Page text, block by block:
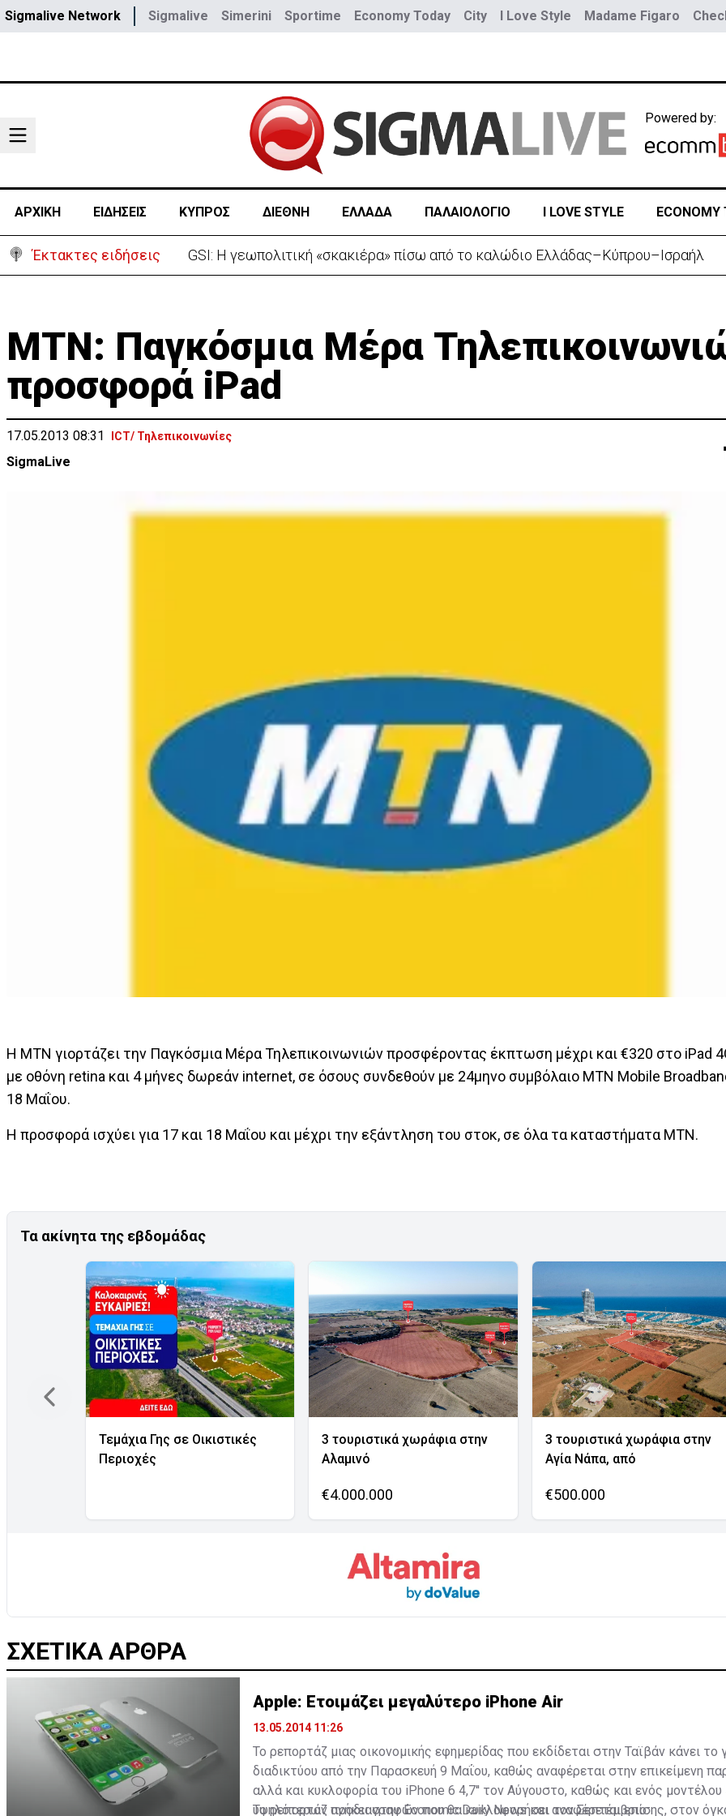
Sigmalive Network Sigmalive Simerini Sportime Economy Today City I Love Style Madame Figaro
Powered by:
ΑΡΧΙΚΗ ΕΙΔΗΣΕΙΣ ΚΥΠΡΟΣ ΔΙΕΘΝΗ ΕΛΛΑΔΑ ΠΑΛΑΙΟΛΟΓΙΟ I LOVE STYLE ECONOMY
Έκτακτες ειδήσεις Συντριβή ελικοπτέρου σε βουνοπλαγιά στο Ρίο ντε Τζανέιρο - 4 νεκροί (BINTEO)
ΜΤΝ: Παγκόσμια Μέρα
προσφορά iPad
17.05.2013 08:31 ICT/ Τηλεπικοινωνίες
SigmaLive
H MTN γιορτάζει την Παγκόσμια Μέρα Τηλεπικοινωνιών προσφέροντας έκπτωση μέχρι και €320 στο iPad
με οθόνη retina και 4 μήνες δωρεάν internet, σε όσους συνδεθούν με 24μηνο συμβόλαιο MTN Mobile
18 Μαΐου.
Η προσφορά ισχύει για 17 και 18 Μαΐου και μέχρι την εξάντληση του στοκ, σε όλα τα καταστήματα MTN.
Τα ακίνητα της εβδομάδας
Τεμάχια Γης σε Οικιστικές
Περιοχές
3 τουριστικά χωράφια στην
Αλαμινό
€4.000.000
3 τουριστικά χωράφια στην
Αγία Νάπα, από
€500.000
ΣΧΕΤΙΚΑ ΑΡΘΡΑ
Apple: Ετοιμάζει μεγαλύτερο iPhone Air
13.05.2014 11:26
Το ρεπορτάζ μιας οικονομικής εφημερίδας που εκδίδεται στην Ταϊβάν κάνει το
διαδικτύου από την Παρασκευή 9 Μαΐου, καθώς αναφέρεται στην επικείμενη
αλλά και κυκλοφορία του iPhone 6 4,7'' τον Αύγουστο, καθώς και ενός
υψηλότερων προδιαγραφών που θα κυκλοφορήσει τον Σεπτέμβριο.
Το ρεπορτάζ ανήκει στην Economic Daily News και αναφέρεται επίσης, στον